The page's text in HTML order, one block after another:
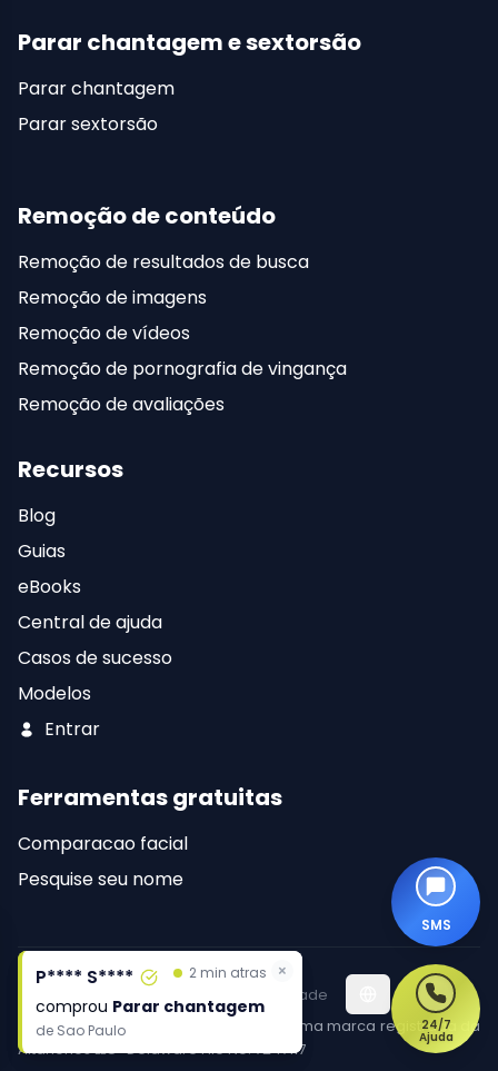
Parar chantagem e sextorsão
Parar chantagem
Parar sextorsão
Remoção de conteúdo
Remoção de resultados de busca
Remoção de imagens
Remoção de vídeos
Remoção de pornografia de vingança
Remoção de avaliações
Recursos
Blog
Guias
eBooks
Central de ajuda
Casos de sucesso
Modelos
Entrar
Ferramentas gratuitas
Comparacao facial
Pesquise seu nome
Copyright © 2015-2026
e uma marca registrada da
Altahonos LLC · Delaware File No. 7247117
Política de privacidade
P**** S**** 2 min atras
comprou Parar chantagem
de Sao Paulo
×
P**** S**** 2 min atras
comprou Parar chantagem
de Sao Paulo
×
24/7
Ajuda
SMS